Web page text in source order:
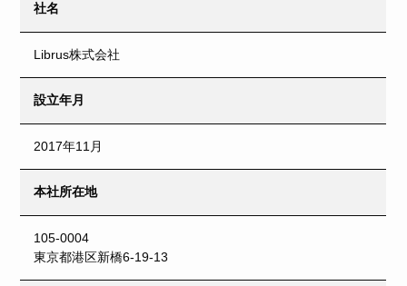
社名
Librus株式会社
設立年月
2017年11月
本社所在地
105-0004
東京都港区新橋6-19-13